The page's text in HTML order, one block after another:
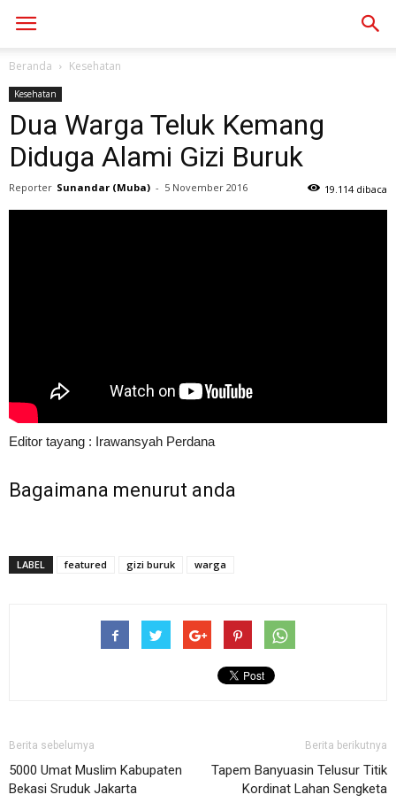
Beranda Kesehatan
Kesehatan
Dua Warga Teluk Kemang
Diduga Alami Gizi Buruk
Reporter Sunandar (Muba) - 5 November 2016 19.114 dibaca
Editor tayang : Irawansyah Perdana
Bagaimana menurut anda
LABEL featured gizi buruk warga
Berita sebelumya
5000 Umat Muslim Kabupaten
Bekasi Sruduk Jakarta
Berita berikutnya
Tapem Banyuasin Telusur Titik
Kordinat Lahan Sengketa